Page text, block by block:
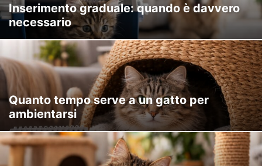
Inserimento graduale: quando è davvero
necessario
Quanto tempo serve a un gatto per
ambientarsi